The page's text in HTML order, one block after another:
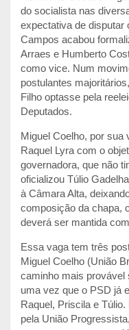
do socialista nas
expectativa de disputar
Campos acabou
Arraes e Humberto
como vice. Num
postulantes
Filho optasse pela
Deputados.
Miguel Coelho, por sua
Raquel Lyra com o
governadora, que não
oficializou Túlio
à Câmara Alta,
composição da chapa,
deverá ser mantida
Essa vaga tem três
Miguel Coelho (União
caminho mais provável
uma vez que o PSD já
Raquel, Priscila e
pela União